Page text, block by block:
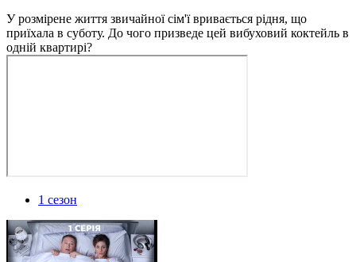
У розмірене життя звичайної сім'ї вривається рідня, що
приїхала в суботу. До чого призведе цей вибуховий коктейль в
одній квартирі?
1 сезон